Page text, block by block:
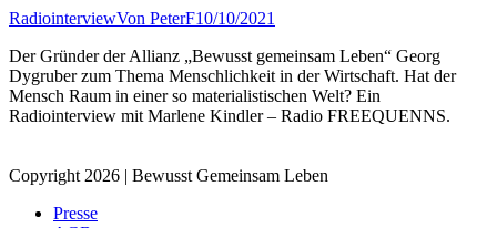
RadiointerviewVon PeterF10/10/2021
Der Gründer der Allianz „Bewusst gemeinsam Leben“ Georg
Dygruber zum Thema Menschlichkeit in der Wirtschaft. Hat der
Mensch Raum in einer so materialistischen Welt? Ein
Radiointerview mit Marlene Kindler – Radio FREEQUENNS.
Copyright 2026 | Bewusst Gemeinsam Leben
Presse